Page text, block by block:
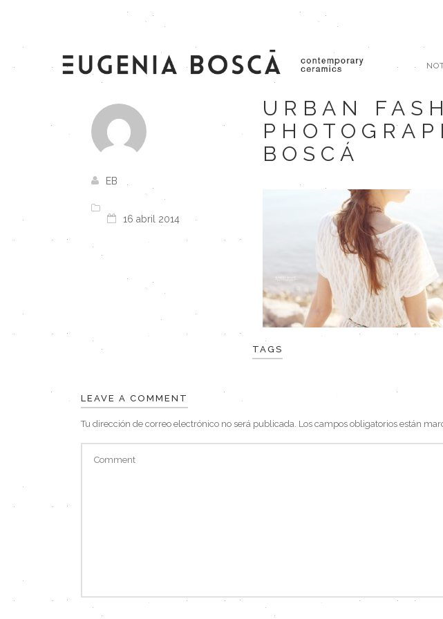
EB
16 abril 2014
URBAN
BOSCÁ
TAGS
LEAVE A COMMENT
Tu dirección de correo electrónico no será publicada. Los campos obligatorios están